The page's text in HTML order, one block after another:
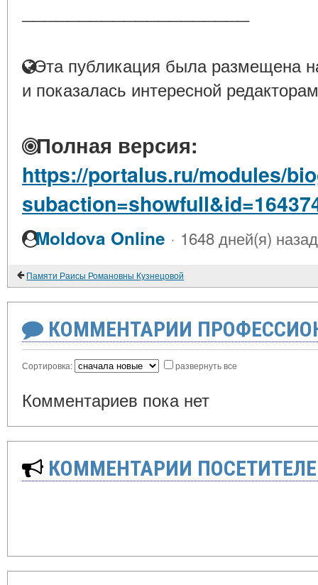
Эта публикация была размещена
и показалась интересной
Полная версия:
https://portalus.ru/modules/
Moldova Online · 1648 дней(я) назад
Памяти Раисы Романовны Кузнецовой
КОММЕНТАРИИ
Сортировка: развернуть все
Комментариев пока нет
КОММЕНТАРИИ